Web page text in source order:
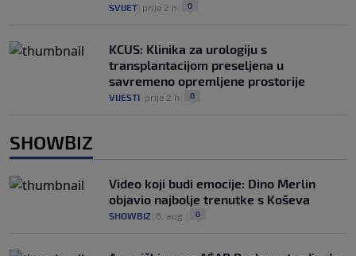
SVIJET prije 2 h 0
KCUS: Klinika za urologiju s
transplantacijom preseljena u
savremeno opremljene prostorije
VIJESTI prije 2 h 0
SHOWBIZ
Video koji budi emocije: Dino Merlin
objavio najbolje trenutke s Koševa
SHOWBIZ 6. aug. 0